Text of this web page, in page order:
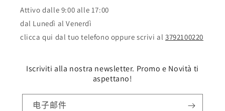
Attivo dalle 9:00 alle 17:00
dal Lunedì al Venerdì
clicca qui dal tuo telefono oppure scrivi al3792100220
Iscriviti alla nostra newsletter. Promo e Novità ti
aspettano!
电子邮件